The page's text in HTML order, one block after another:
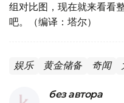
组对比图，现在就来看看
吧。（编译：塔尔）
娱乐 黄金储备 奇闻
без автора